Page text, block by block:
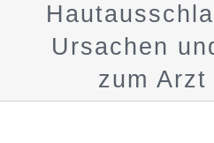
Ursachen
zum